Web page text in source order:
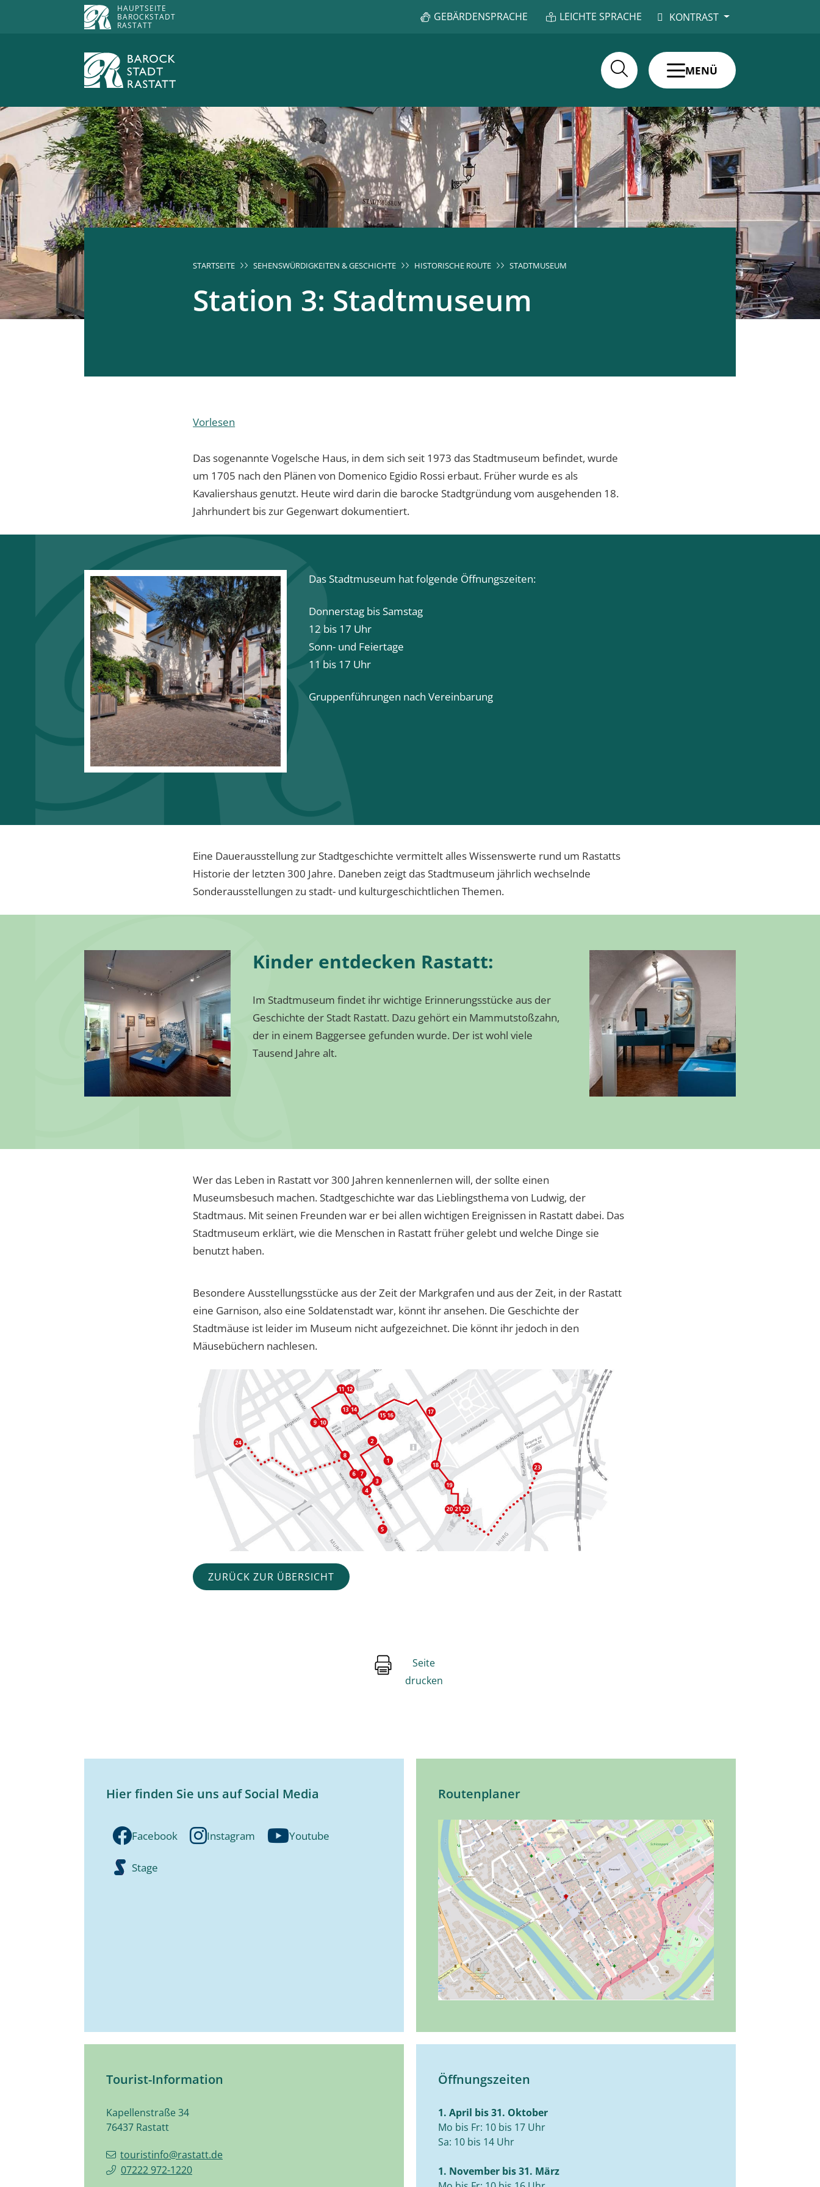
HAUPTSEITE
BAROCKSTADT
RASTATT
GEBÄRDENSPRACHE LEICHTE SPRACHE KONTRAST
MENÜ
STARTSEITE SEHENSWÜRDIGKEITEN & GESCHICHTE HISTORISCHE ROUTE STADTMUSEUM
Station 3: Stadtmuseum
Vorlesen
Das sogenannte Vogelsche Haus, in dem sich seit 1973 das Stadtmuseum befindet, wurde
um 1705 nach den Plänen von Domenico Egidio Rossi erbaut. Früher wurde es als
Kavaliershaus genutzt. Heute wird darin die barocke Stadtgründung vom ausgehenden 18.
Jahrhundert bis zur Gegenwart dokumentiert.
Das Stadtmuseum hat folgende Öffnungszeiten:
Donnerstag bis Samstag
12 bis 17 Uhr
Sonn- und Feiertage
11 bis 17 Uhr
Gruppenführungen nach Vereinbarung
Eine Dauerausstellung zur Stadtgeschichte vermittelt alles Wissenswerte rund um Rastatts
Historie der letzten 300 Jahre. Daneben zeigt das Stadtmuseum jährlich wechselnde
Sonderausstellungen zu stadt- und kulturgeschichtlichen Themen.
Kinder entdecken Rastatt:
Im Stadtmuseum findet ihr wichtige Erinnerungsstücke aus der
Geschichte der Stadt Rastatt. Dazu gehört ein Mammutstoßzahn,
der in einem Baggersee gefunden wurde. Der ist wohl viele
Tausend Jahre alt.
Wer das Leben in Rastatt vor 300 Jahren kennenlernen will, der sollte einen
Museumsbesuch machen. Stadtgeschichte war das Lieblingsthema von Ludwig, der
Stadtmaus. Mit seinen Freunden war er bei allen wichtigen Ereignissen in Rastatt dabei. Das
Stadtmuseum erklärt, wie die Menschen in Rastatt früher gelebt und welche Dinge sie
benutzt haben.
Besondere Ausstellungsstücke aus der Zeit der Markgrafen und aus der Zeit, in der Rastatt
eine Garnison, also eine Soldatenstadt war, könnt ihr ansehen. Die Geschichte der
Stadtmäuse ist leider im Museum nicht aufgezeichnet. Die könnt ihr jedoch in den
Mäusebüchern nachlesen.
ZURÜCK ZUR ÜBERSICHT
Seite
drucken
Hier finden Sie uns auf Social Media
Facebook Instagram Youtube
Stage
Routenplaner
Tourist-Information
Kapellenstraße 34
76437 Rastatt
touristinfo@rastatt.de
07222 972-1220
Öffnungszeiten
1. April bis 31. Oktober
Mo bis Fr: 10 bis 17 Uhr
Sa: 10 bis 14 Uhr
1. November bis 31. März